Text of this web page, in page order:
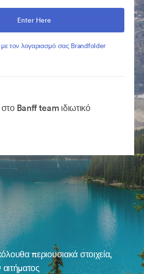
Enter Here
με τον λογαριασμό σας Brandfolder
Banff team ιδιωτικό
περιουσιακά στοιχεία,
αιτήματος